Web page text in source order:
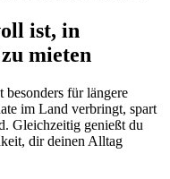
ist, in
mieten
für längere
im Land verbringt, spart
Gleichzeitig genießt du
dir deinen Alltag